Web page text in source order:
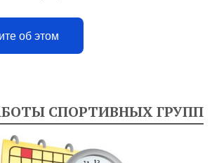
об этом
СПОРТИВНЫХ ГРУПП